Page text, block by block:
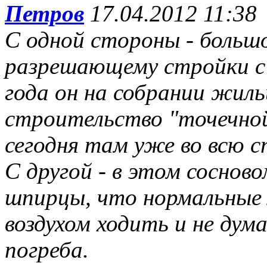
Петров 17.04.2012 11:38
С одной стороны -
разрешающему стройки
года он на собрании
строительство
сегодня там уже во всю
С другой - в этом
шпирцы, что
воздухом ходить и не
погреба.